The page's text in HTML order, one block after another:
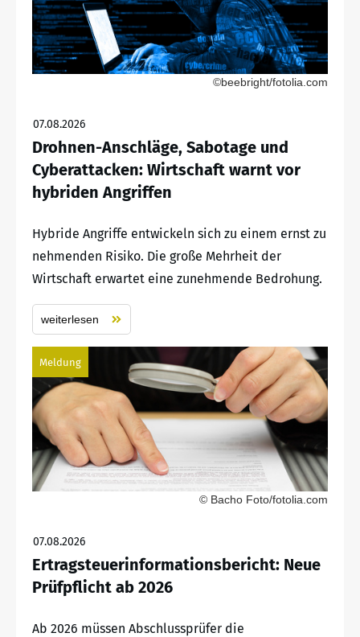
©beebright/fotolia.com
07.08.2026
Drohnen-Anschläge, Sabotage und
Cyberattacken: Wirtschaft warnt vor
hybriden Angriffen
Hybride Angriffe entwickeln sich zu einem ernst zu
nehmenden Risiko. Die große Mehrheit der
Wirtschaft erwartet eine zunehmende Bedrohung.
weiterlesen
Meldung
© Bacho Foto/fotolia.com
07.08.2026
Ertragsteuerinformationsbericht: Neue
Prüfpflicht ab 2026
Ab 2026 müssen Abschlussprüfer die